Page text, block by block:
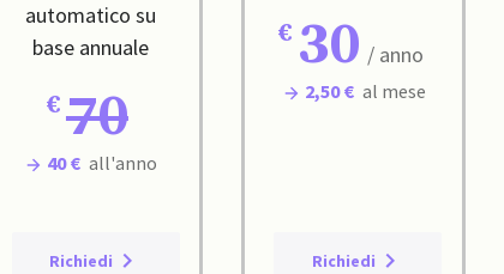
automatico su
base annuale
70
40 € all'anno
Richiedi
30 / anno
2,50 € al mese
Richiedi